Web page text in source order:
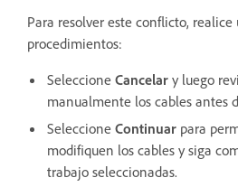
Para resolver este conflicto, realice
procedimientos:
Seleccione Cancelar y luego
manualmente los cables antes
Seleccione Continuar para
modifiquen los cables y siga
trabajo seleccionadas.